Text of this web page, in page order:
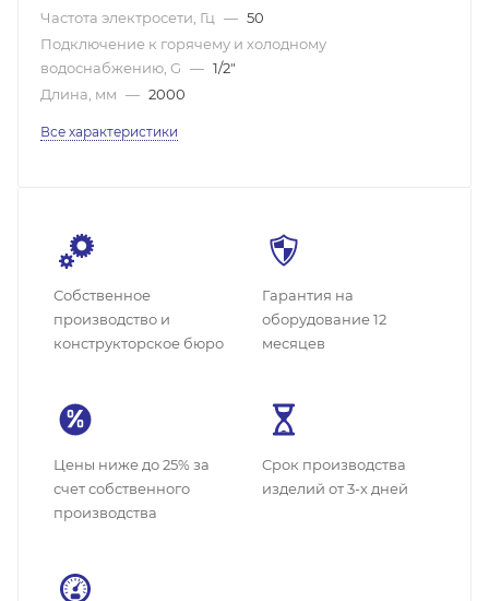
Частота электросети, Гц — 50
Подключение к горячему и холодному
водоснабжению, G — 1/2"
Длина, мм — 2000
Все характеристики
Собственное
производство и
конструкторское бюро
Гарантия на
оборудование 12
месяцев
Цены ниже до 25% за
счет собственного
производства
Cрок производства
изделий от 3-х дней